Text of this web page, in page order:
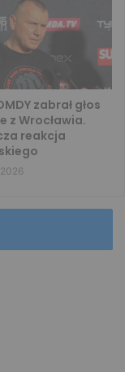
zabrał głos
z Wrocławia.
reakcja